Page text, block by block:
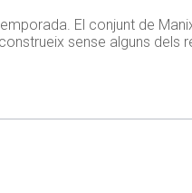
El conjunt de
sense alguns dels